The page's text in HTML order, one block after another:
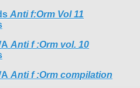
Anti f:Orm Vol 11
Anti f​ :​Orm vol. 10
Anti f​ :​Orm compilation